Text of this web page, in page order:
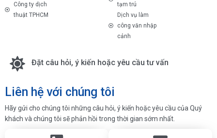
Công ty dịch
thuật TPHCM
tạm trú
Dịch vụ làm
công văn nhập
cảnh
Đặt câu hỏi, ý kiến hoặc yêu cầu tư vấn
Liên hệ với chúng tôi
Hãy gửi cho chúng tôi những câu hỏi, ý kiến hoặc yêu cầu của Quý
khách và chúng tôi sẽ phản hồi trong thời gian sớm nhất.